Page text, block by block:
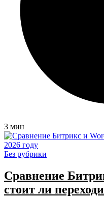
3 мин
Без рубрики
Сравнение
стоит ли